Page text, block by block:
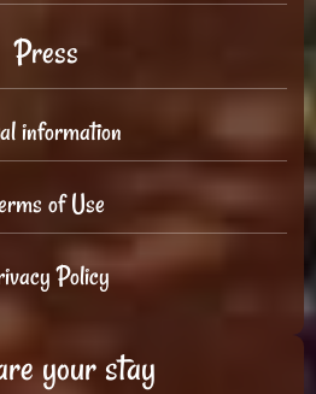
Press
information
of Use
Policy
your stay